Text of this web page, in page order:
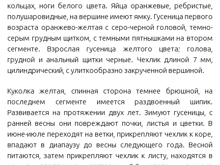
кольцах, ноги белого цвета. Яйца оранжевые, ребристые,
полушаровидные, на вершине имеют ямку. Гусеница первого
возраста оранжево-желтая с серо-черной головой, темно-
серым грудным щитком, с темными пятнышками на втором
сегменте. Взрослая гусеница желтого цвета; голова,
грудной и анальный щитки черные. Чехлик длиной 7 мм,
цилиндрический, с улиткообразно закрученной вершиной.
Куколка желтая, спинная сторона темнее брюшной, на
последнем сегменте имеется раздвоенный шипик.
Развивается на протяжении двух лет. Зимуют гусеницы, с
ранней весны они повреждают почки, листья и цветки. В
июне-июле переходят на ветки, прикрепляют чехлик к коре,
впадают в диапаузу до весны следующего года. Весной
питаются, затем прикрепляют чехлик к листу, находятся в